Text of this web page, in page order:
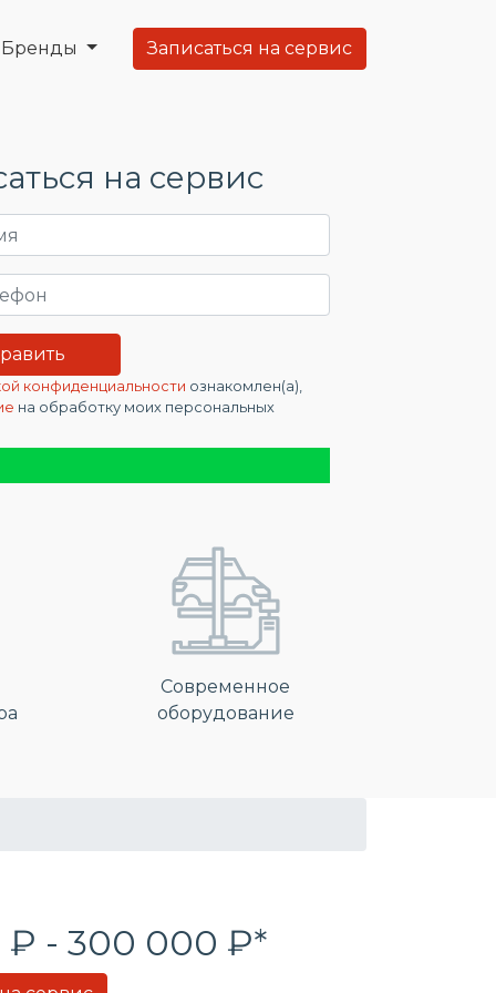
Бренды Записаться на сервис
на сервис
конфиденциальности ознакомлен(а),
на обработку моих персональных
Современное
оборудование
- 300 000 ₽*